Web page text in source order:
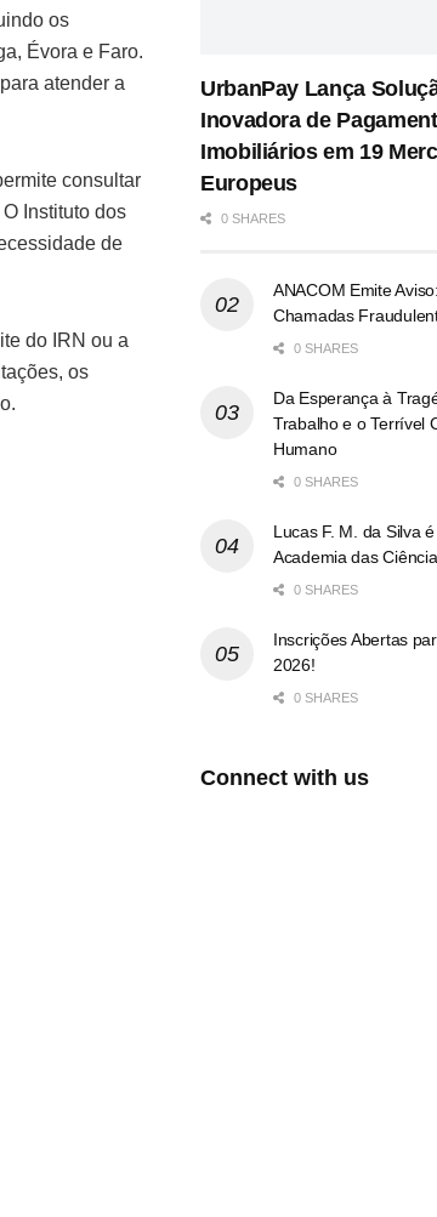
os
Évora e Faro.
atender a
consultar
Instituto dos
de
do IRN ou a
os
UrbanPay Lança
Inovadora de
Imobiliários em 19
Europeus
0 SHARES
ANACOM Emite
Chamadas
0 SHARES
Da Esperança à
Trabalho e o Terrível
Humano
0 SHARES
Lucas F. M. da Silva
Academia das
0 SHARES
Inscrições Abertas
2026!
0 SHARES
Connect with us